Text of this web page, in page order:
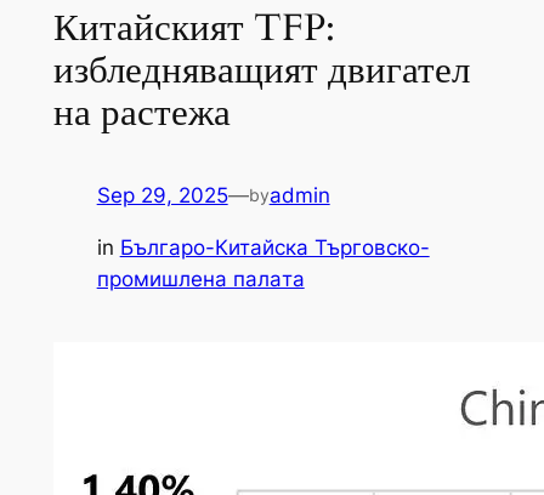
Китайският TFP:
избледняващият двигател
на растежа
Sep 29, 2025—byadmin
in Българо-Китайска Търговско-
промишлена палaта